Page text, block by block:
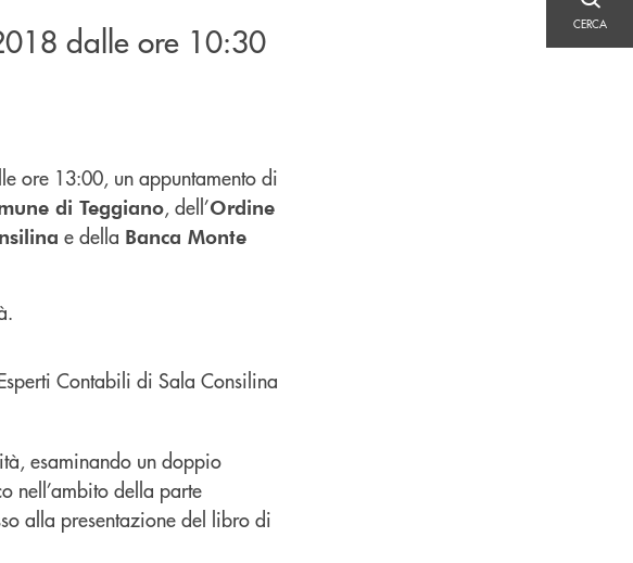
CERCA
dalle ore 10:30
ore 13:00, un appuntamento di
di Teggiano, dell’Ordine
e della Banca Monte
esaminando un doppio
nell’ambito della parte
alla presentazione del libro di